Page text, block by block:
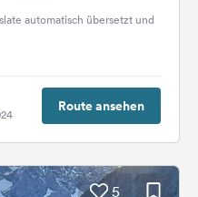
automatisch übersetzt und
Route ansehen
5